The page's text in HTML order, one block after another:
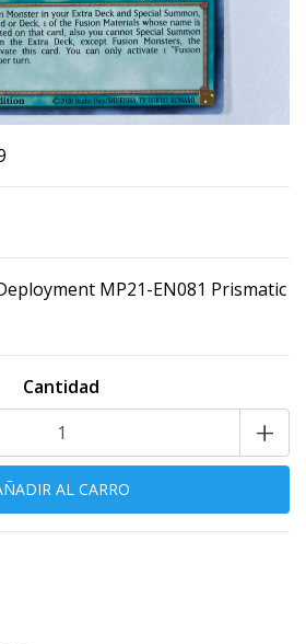
MP21-EN081 Prismatic
Cantidad
+